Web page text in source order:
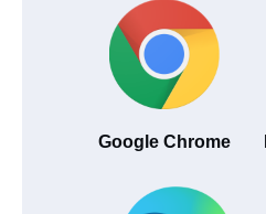
Google Chrome